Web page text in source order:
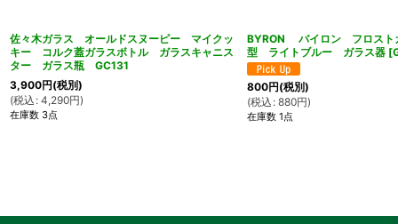
佐々木ガラス オールドスヌーピー マイクッ
キー コルク蓋ガラスボトル ガラスキャニス
ター ガラス瓶 GC131
3,900円(税別)
(税込 : 4,290円)
在庫数 3点
BYRON バイロン フロスト
型 ライトブルー ガラス器 [
800円(税別)
(税込 : 880円)
在庫数 1点